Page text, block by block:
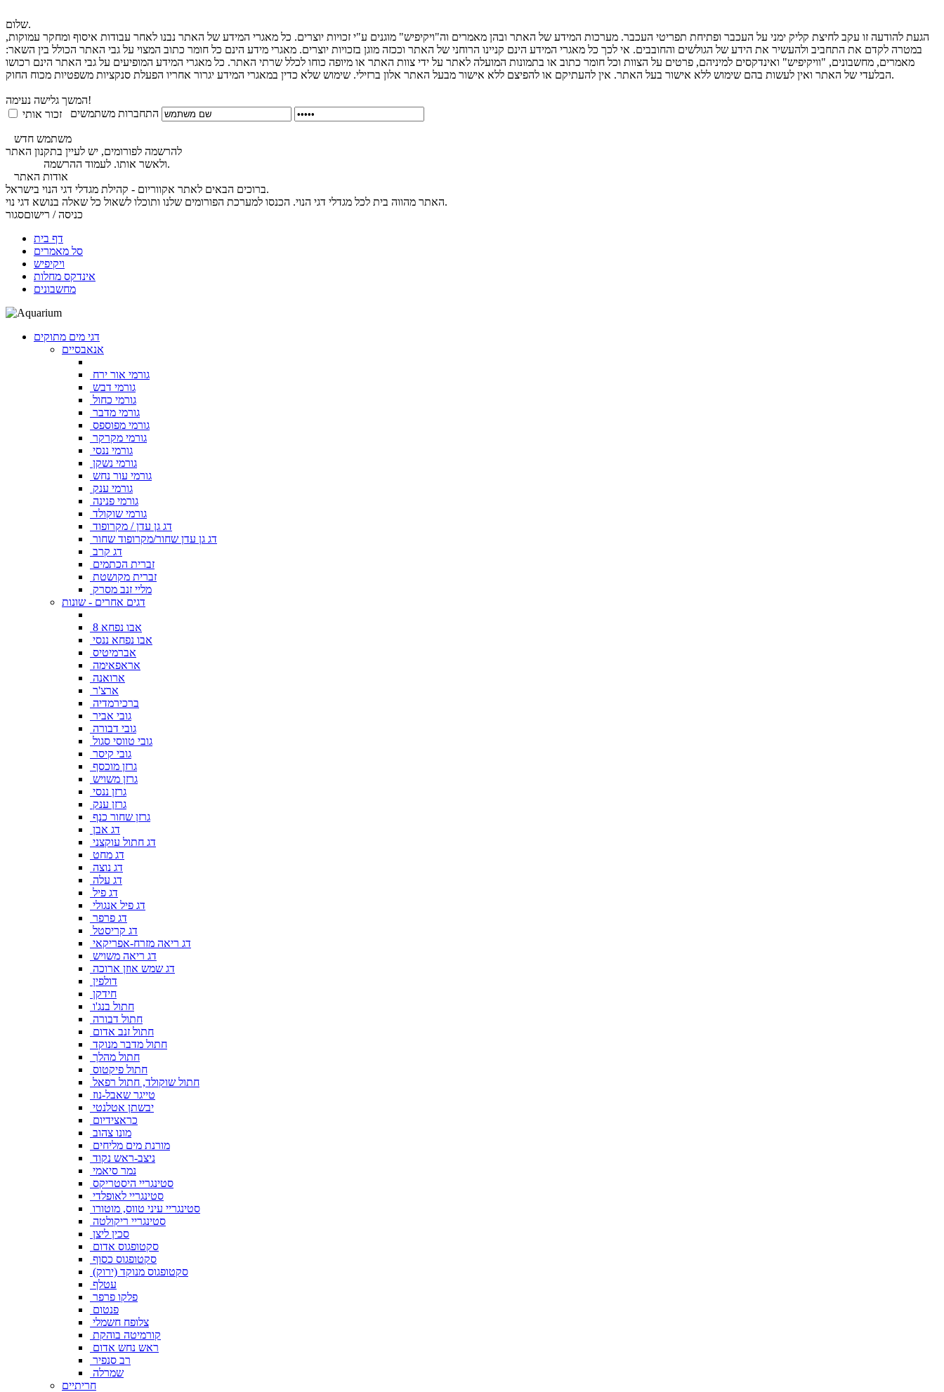
שלום.
הגעת להודעה זו עקב לחיצת קליק ימני על העכבר ופתיחת תפריטי העכבר. מערכות המידע של האתר ובהן מאמרים וה"ויקיפיש" מוגנים ע"י זכויות יוצרים. כל מאגרי המידע של האתר נבנו לאחר עבודות איסוף ומחקר עמוקות,
במטרה לקדם את התחביב ולהעשיר את הידע של הגולשים והחובבים. אי לכך כל מאגרי המידע הינם קניינו הרוחני של האתר וככזה מוגן בזכויות יוצרים. מאגרי מידע הינם כל חומר כתוב המצוי על גבי האתר הכולל בין השאר:
מאמרים, מחשבונים, "וויקיפיש" ואינדקסים למיניהם, פרטים על הצוות וכל חומר כתוב או בתמונות המועלה לאתר על ידי צוות האתר או מיופה כוחו לכלל שרתי האתר. כל מאגרי המידע המופיעים על גבי האתר הינם רכושו
הבלעדי של האתר ואין לעשות בהם שימוש ללא אישור בעל האתר. אין להעתיקם או להפיצם ללא אישור מבעל האתר אלון ברזילי. שימוש שלא כדין במאגרי המידע יגרור אחריו הפעלת סנקציות משפטיות מכוח החוק.
המשך גלישה נעימה!
התחברות משתמשים
זכור אותי
משתמש חדש
להרשמה לפורומים, יש לעיין בתקנון האתר
ולאשר אותו. לעמוד ההרשמה.
אודות האתר
ברוכים הבאים לאתר אקווריום - קהילת מגדלי דגי הנוי בישראל.
האתר מהווה בית לכל מגדלי דגי הנוי. הכנסו למערכת הפורומים שלנו ותוכלו לשאול כל שאלה בנושא דגי נוי.
כניסה / רישוםסגור
דף בית
סל מאמרים
ויקיפיש
אינדקס מחלות
מחשבונים
דגי מים מתוקים
אנאבסיים
גורמי אור ירח
גורמי דבש
גורמי כחול
גורמי מדבר
גורמי מפוספס
גורמי מקרקר
גורמי ננסי
גורמי נשקן
גורמי עור נחש
גורמי ענק
גורמי פנינה
גורמי שוקולד
דג גן עדן / מקרופוד
דג גן עדן שחור/מקרופוד שחור
דג קרב
זברית הכתמים
זברית מקושטת
מליי זנב מסרק
דגים אחרים - שונות
אבו נפחא 8
אבו נפחא ננסי
אברמיטיס
אראפאימה
ארואנה
ארצ'ר
ברכירמדיה
גובי אביר
גובי דבורה
גובי טווסי סגול
גובי קיסר
גרזן מוכסף
גרזן משויש
גרזן ננסי
גרזן ענק
גרזן שחור כנף
דג אבן
דג חתול עוקצני
דג מחט
דג נוצה
דג עלה
דג פיל
דג פיל אנגולי
דג פרפר
דג קריסטל
דג ריאה מזרח-אפריקאי
דג ריאה משויש
דג שמש אוזן ארוכה
דולפין
חידקן
חתול בנג'ו
חתול דבורה
חתול זנב אדום
חתול מדבר מנוקד
חתול מהלך
חתול פיקטוס
חתול שוקולד, חתול רפאל
טייגר שאבל-נוז
יבשתן אטלנטי
כראצידיום
מונו צהוב
מורנת מים מליחים
ניצב-ראש נקוד
נמר סיאמי
סטינגריי היסטריקס
סטינגריי לאופלדי
סטינגריי עיני טווס, מוטורו
סטינגריי ריקולטה
סכין ליצן
סקטופגוס אדום
סקטופגוס כסוף
סקטופגוס מנוקד (ירוק)
עטלף
פלקו פרפר
פנטום
צלופח חשמלי
קורמיטה בוהקת
ראש נחש אדום
רב סנפיר
שמרלה
חריתיים